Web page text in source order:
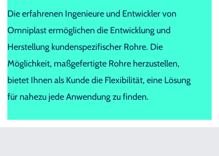
Die erfahrenen Ingenieure und Entwickler von
Omniplast ermöglichen die Entwicklung und
Herstellung kundenspezifischer Rohre. Die
Möglichkeit, maßgefertigte Rohre herzustellen,
bietet Ihnen als Kunde die Flexibilität, eine Lösung
für nahezu jede Anwendung zu finden.